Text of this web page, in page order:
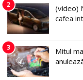
2
(video)
cafea
3
Mitul